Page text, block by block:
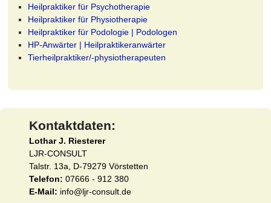
Heilpraktiker für Psychotherapie
Heilpraktiker für Physiotherapie
Heilpraktiker für Podologie | Podologen
HP-Anwärter | Heilpraktikeranwärter
Tierheilpraktiker/-physiotherapeuten
Kontaktdaten:
Lothar J. Riesterer
LJR-CONSULT
Talstr. 13a, D-79279 Vörstetten
Telefon: 07666 - 912 380
E-Mail: info@ljr-consult.de